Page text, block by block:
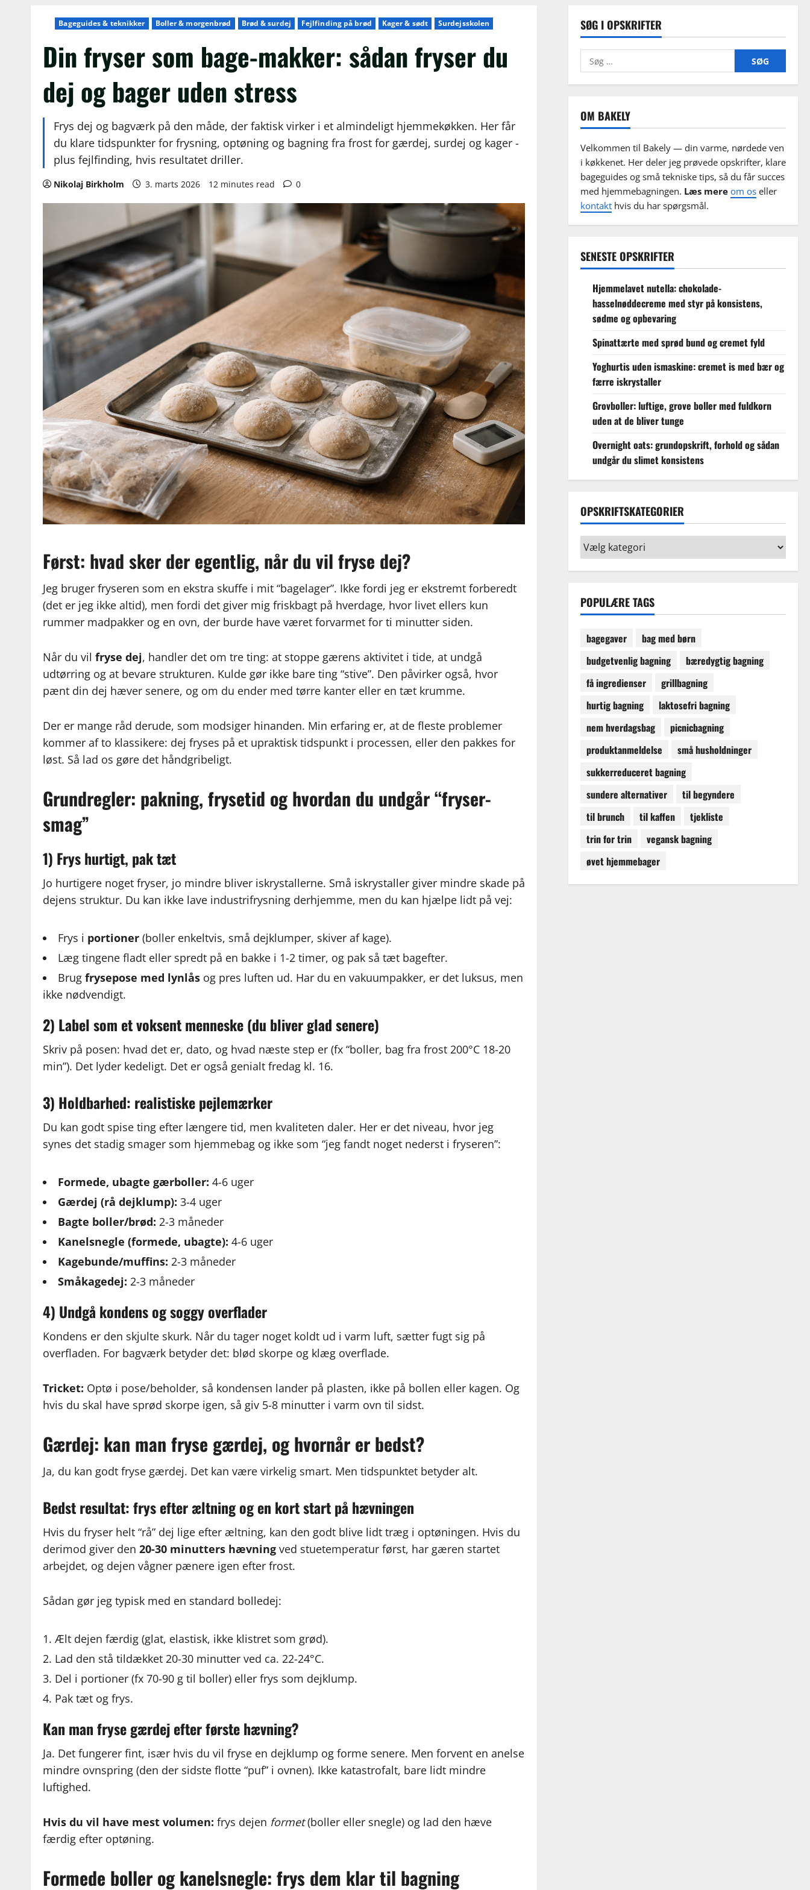
Bageguides & teknikker Boller & morgenbrød Brød & surdej Fejlfinding på brød Kager & sødt Surdejsskolen
Din fryser som bage-makker: sådan fryser du
dej og bager uden stress
Frys dej og bagværk på den måde, der faktisk virker i et almindeligt hjemmekøkken. Her får
du klare tidspunkter for frysning, optøning og bagning fra frost for gærdej, surdej og kager -
plus fejlfinding, hvis resultatet driller.
Nikolaj Birkholm 3. marts 2026 12 minutes read 0
Først: hvad sker der egentlig, når du vil fryse dej?
Jeg bruger fryseren som en ekstra skuffe i mit “bagelager”. Ikke fordi jeg er ekstremt forberedt
(det er jeg ikke altid), men fordi det giver mig friskbagt på hverdage, hvor livet ellers kun
rummer madpakker og en ovn, der burde have været forvarmet for ti minutter siden.
Når du vilfryse dej, handler det om tre ting: at stoppe gærens aktivitet i tide, at undgå
udtørring og at bevare strukturen. Kulde gør ikke bare ting “stive”. Den påvirker også, hvor
pænt din dej hæver senere, og om du ender med tørre kanter eller en tæt krumme.
Der er mange råd derude, som modsiger hinanden. Min erfaring er, at de fleste problemer
kommer af to klassikere: dej fryses på et upraktisk tidspunkt i processen, eller den pakkes for
løst. Så lad os gøre det håndgribeligt.
Grundregler: pakning, frysetid og hvordan du undgår “fryser-
smag”
1) Frys hurtigt, pak tæt
Jo hurtigere noget fryser, jo mindre bliver iskrystallerne. Små iskrystaller giver mindre skade på
dejens struktur. Du kan ikke lave industrifrysning derhjemme, men du kan hjælpe lidt på vej:
Frys i portioner (boller enkeltvis, små dejklumper, skiver af kage).
Læg tingene fladt eller spredt på en bakke i 1-2 timer, og pak så tæt bagefter.
Brugfrysepose med lynlås og pres luften ud. Har du en vakuumpakker, er det luksus, men
ikke nødvendigt.
2) Label som et voksent menneske (du bliver glad senere)
Skriv på posen: hvad det er, dato, og hvad næste step er (fx “boller, bag fra frost 200°C 18-20
min”). Det lyder kedeligt. Det er også genialt fredag kl. 16.
3) Holdbarhed: realistiske pejlemærker
Du kan godt spise ting efter længere tid, men kvaliteten daler. Her er det niveau, hvor jeg
synes det stadig smager som hjemmebag og ikke som “jeg fandt noget nederst i fryseren”:
Formede, ubagte gærboller: 4-6 uger
Gærdej (rå dejklump): 3-4 uger
Bagte boller/brød: 2-3 måneder
Kanelsnegle (formede, ubagte): 4-6 uger
Kagebunde/muffins: 2-3 måneder
Småkagedej: 2-3 måneder
4) Undgå kondens og soggy overflader
Kondens er den skjulte skurk. Når du tager noget koldt ud i varm luft, sætter fugt sig på
overfladen. For bagværk betyder det: blød skorpe og klæg overflade.
Tricket: Optø i pose/beholder, så kondensen lander på plasten, ikke på bollen eller kagen. Og
hvis du skal have sprød skorpe igen, så giv 5-8 minutter i varm ovn til sidst.
Gærdej: kan man fryse gærdej, og hvornår er bedst?
Ja, du kan godt fryse gærdej. Det kan være virkelig smart. Men tidspunktet betyder alt.
Bedst resultat: frys efter æltning og en kort start på hævningen
Hvis du fryser helt “rå” dej lige efter æltning, kan den godt blive lidt træg i optøningen. Hvis du
derimod giver den20-30 minutters hævning ved stuetemperatur først, har gæren startet
arbejdet, og dejen vågner pænere igen efter frost.
Sådan gør jeg typisk med en standard bolledej:
Ælt dejen færdig (glat, elastisk, ikke klistret som grød).
Lad den stå tildækket 20-30 minutter ved ca. 22-24°C.
Del i portioner (fx 70-90 g til boller) eller frys som dejklump.
Pak tæt og frys.
Kan man fryse gærdej efter første hævning?
Ja. Det fungerer fint, især hvis du vil fryse en dejklump og forme senere. Men forvent en anelse
mindre ovnspring (den der sidste flotte “puf” i ovnen). Ikke katastrofalt, bare lidt mindre
luftighed.
Hvis du vil have mest volumen: frys dejen formet(boller eller snegle) og lad den hæve
færdig efter optøning.
Formede boller og kanelsnegle: frys dem klar til bagning
SØG I OPSKRIFTER
Søg
efter:
OM BAKELY
Velkommen til Bakely — din varme, nørdede ven
i køkkenet. Her deler jeg prøvede opskrifter, klare
bageguides og små tekniske tips, så du får succes
med hjemmebagningen. Læs mere om oseller
kontakthvis du har spørgsmål.
SENESTE OPSKRIFTER
Hjemmelavet nutella: chokolade-
hasselnøddecreme med styr på konsistens,
sødme og opbevaring
Spinattærte med sprød bund og cremet fyld
Yoghurtis uden ismaskine: cremet is med bær og
færre iskrystaller
Grovboller: luftige, grove boller med fuldkorn
uden at de bliver tunge
Overnight oats: grundopskrift, forhold og sådan
undgår du slimet konsistens
OPSKRIFTSKATEGORIER
Opskriftskategorier
POPULÆRE TAGS
bagegaver
bag med børn
budgetvenlig bagning
bæredygtig bagning
få ingredienser
grillbagning
hurtig bagning
laktosefri bagning
nem hverdagsbag
picnicbagning
produktanmeldelse
små husholdninger
sukkerreduceret bagning
sundere alternativer
til begyndere
til brunch
til kaffen
tjekliste
trin for trin
vegansk bagning
øvet hjemmebager